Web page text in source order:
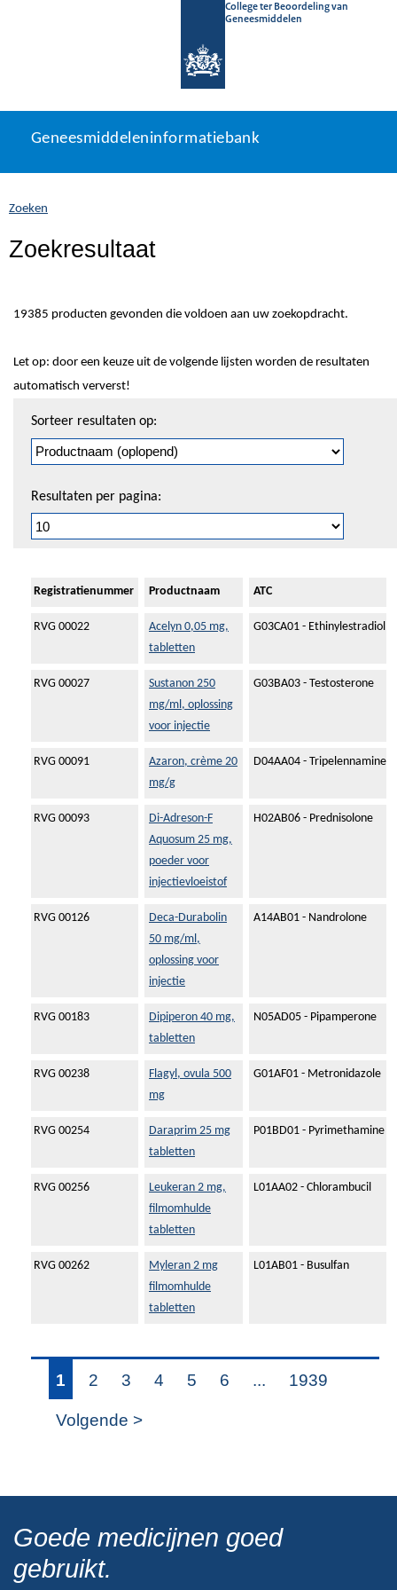
College ter Beoordeling van
Geneesmiddelen
naar
Geneesmiddeleninformatiebank
U
zich
hier:
Geneesmiddeleninformatiebank
Zoeken
Zoekresultaat
19385 producten gevonden die voldoen aan uw zoekopdracht.
Let op: door een keuze uit de volgende lijsten worden de resultaten
automatisch ververst!
pagineren
Sorteer resultaten op:
Resultaten per pagina:
Registratienummer Productnaam ATC
RVG 00022
Acelyn 0,05 mg,
tabletten
G03CA01 - Ethinylestradiol
RVG 00027
Sustanon 250
mg/ml, oplossing
voor injectie
G03BA03 - Testosterone
RVG 00091
Azaron, crème 20
mg/g
D04AA04 - Tripelennamine
RVG 00093
Di-Adreson-F
Aquosum 25 mg,
poeder voor
injectievloeistof
H02AB06 - Prednisolone
RVG 00126
Deca-Durabolin
50 mg/ml,
oplossing voor
injectie
A14AB01 - Nandrolone
RVG 00183
Dipiperon 40 mg,
tabletten
N05AD05 - Pipamperone
RVG 00238
Flagyl, ovula 500
mg
G01AF01 - Metronidazole
RVG 00254
Daraprim 25 mg
tabletten
P01BD01 - Pyrimethamine
RVG 00256
Leukeran 2 mg,
filmomhulde
tabletten
L01AA02 - Chlorambucil
RVG 00262
Myleran 2 mg
filmomhulde
tabletten
L01AB01 - Busulfan
1 2 3 4 5 6 ... 1939
Volgende >
Goede medicijnen goed
gebruikt.